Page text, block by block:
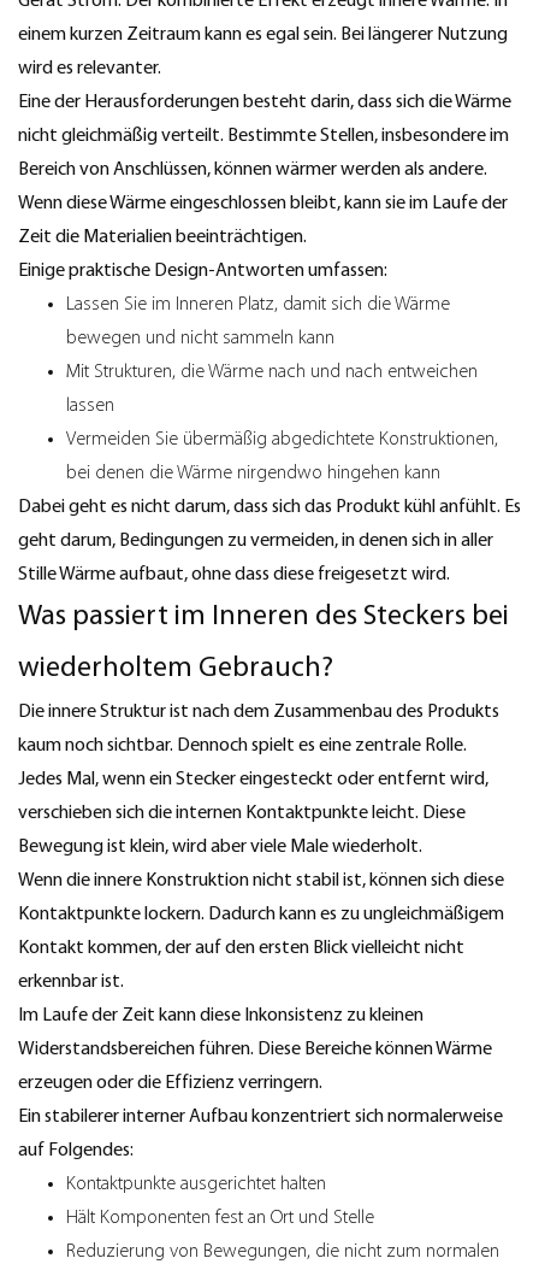
einem kurzen Zeitraum kann es egal sein. Bei längerer Nutzung
wird es relevanter.
Eine der Herausforderungen besteht darin, dass sich die Wärme
nicht gleichmäßig verteilt. Bestimmte Stellen, insbesondere im
Bereich von Anschlüssen, können wärmer werden als andere.
Wenn diese Wärme eingeschlossen bleibt, kann sie im Laufe der
Zeit die Materialien beeinträchtigen.
Einige praktische Design-Antworten umfassen:
Lassen Sie im Inneren Platz, damit sich die Wärme
bewegen und nicht sammeln kann
Mit Strukturen, die Wärme nach und nach entweichen
lassen
Vermeiden Sie übermäßig abgedichtete Konstruktionen,
bei denen die Wärme nirgendwo hingehen kann
Dabei geht es nicht darum, dass sich das Produkt kühl anfühlt. Es
geht darum, Bedingungen zu vermeiden, in denen sich in aller
Stille Wärme aufbaut, ohne dass diese freigesetzt wird.
Was passiert im Inneren des Steckers bei
wiederholtem Gebrauch?
Die innere Struktur ist nach dem Zusammenbau des Produkts
kaum noch sichtbar. Dennoch spielt es eine zentrale Rolle.
Jedes Mal, wenn ein Stecker eingesteckt oder entfernt wird,
verschieben sich die internen Kontaktpunkte leicht. Diese
Bewegung ist klein, wird aber viele Male wiederholt.
Wenn die innere Konstruktion nicht stabil ist, können sich diese
Kontaktpunkte lockern. Dadurch kann es zu ungleichmäßigem
Kontakt kommen, der auf den ersten Blick vielleicht nicht
erkennbar ist.
Im Laufe der Zeit kann diese Inkonsistenz zu kleinen
Widerstandsbereichen führen. Diese Bereiche können Wärme
erzeugen oder die Effizienz verringern.
Ein stabilerer interner Aufbau konzentriert sich normalerweise
auf Folgendes:
Kontaktpunkte ausgerichtet halten
Hält Komponenten fest an Ort und Stelle
Reduzierung von Bewegungen, die nicht zum normalen